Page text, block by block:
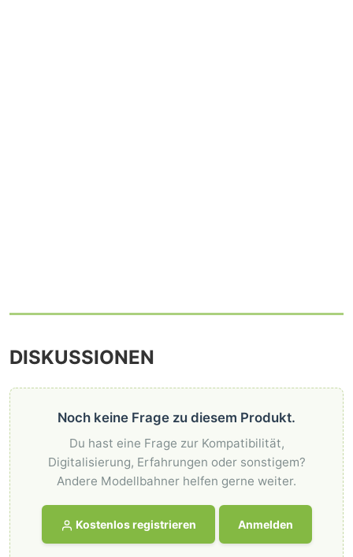
DISKUSSIONEN
Noch keine Frage zu diesem Produkt.
Du hast eine Frage zur Kompatibilität,
Digitalisierung, Erfahrungen oder sonstigem?
Andere Modellbahner helfen gerne weiter.
Kostenlos registrieren Anmelden